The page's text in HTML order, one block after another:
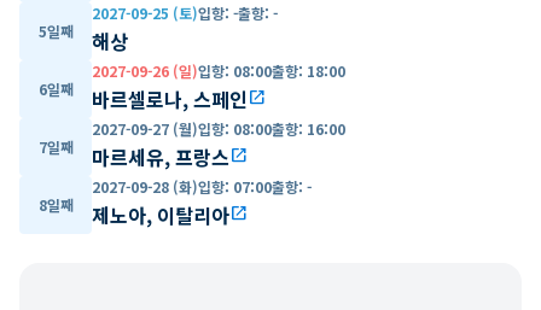
5일째
2027-09-25 (토)입항: -출항: -
해상
6일째
2027-09-26 (일)입항: 08:00출항: 18:00
바르셀로나, 스페인open_in_new
7일째
2027-09-27 (월)입항: 08:00출항: 16:00
마르세유, 프랑스open_in_new
8일째
2027-09-28 (화)입항: 07:00출항: -
제노아, 이탈리아open_in_new